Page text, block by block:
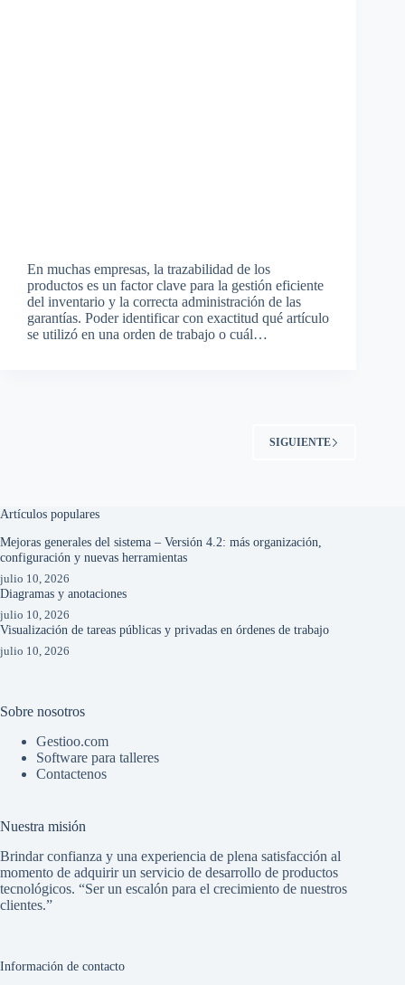
En muchas empresas, la trazabilidad de los
productos es un factor clave para la gestión eficiente
del inventario y la correcta administración de las
garantías. Poder identificar con exactitud qué artículo
se utilizó en una orden de trabajo o cuál…
SIGUIENTE
Artículos populares
Mejoras generales del sistema – Versión 4.2: más organización,
configuración y nuevas herramientas
julio 10, 2026
Diagramas y anotaciones
julio 10, 2026
Visualización de tareas públicas y privadas en órdenes de trabajo
julio 10, 2026
Sobre nosotros
Gestioo.com
Software para talleres
Contactenos
Nuestra misión
Brindar confianza y una experiencia de plena satisfacción al
momento de adquirir un servicio de desarrollo de productos
tecnológicos. “Ser un escalón para el crecimiento de nuestros
clientes.”
Información de contacto